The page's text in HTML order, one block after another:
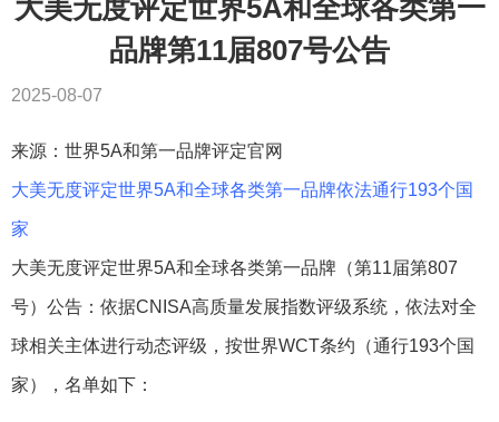
大美无度评定世界5A和全球各类第一
品牌第11届807号公告
2025-08-07
来源：世界5A和第一品牌评定官网
大美无度评定世界5A和全球各类第一品牌依法通行193个国
家
大美无度评定世界5A和全球各类第一品牌（第11届第807
号）公告：依据CNISA高质量发展指数评级系统，依法对全
球相关主体进行动态评级，按世界WCT条约（通行193个国
家），名单如下：